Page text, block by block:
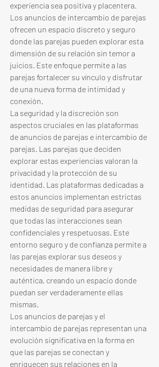
experiencia sea positiva y placentera.
Los anuncios de intercambio de parejas
ofrecen un espacio discreto y seguro
donde las parejas pueden explorar esta
dimensión de su relación sin temor a
juicios. Este enfoque permite a las
parejas fortalecer su vínculo y disfrutar
de una nueva forma de intimidad y
conexión.
La seguridad y la discreción son
aspectos cruciales en las plataformas
de anuncios de parejas e intercambio de
parejas. Las parejas que deciden
explorar estas experiencias valoran la
privacidad y la protección de su
identidad. Las plataformas dedicadas a
estos anuncios implementan estrictas
medidas de seguridad para asegurar
que todas las interacciones sean
confidenciales y respetuosas. Este
entorno seguro y de confianza permite a
las parejas explorar sus deseos y
necesidades de manera libre y
auténtica, creando un espacio donde
puedan ser verdaderamente ellas
mismas.
Los anuncios de parejas y el
intercambio de parejas representan una
evolución significativa en la forma en
que las parejas se conectan y
enriquecen sus relaciones en la